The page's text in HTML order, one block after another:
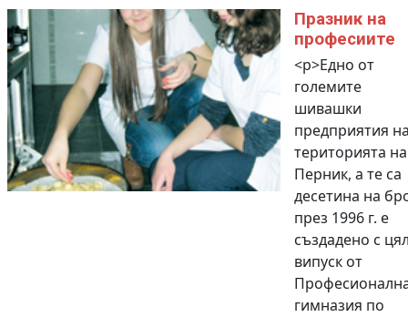
Празник на
професиите
<p>Eдно от
големите
шивашки
предприятия
територията на
Перник, а те са
десетина на
през 1996 г. е
създадено с
випуск от
гимназия по